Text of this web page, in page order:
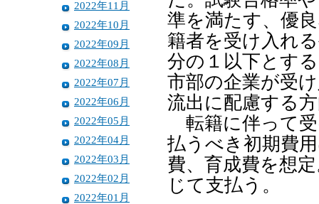
2022年11月
2022年10月
2022年09月
2022年08月
2022年07月
2022年06月
2022年05月
2022年04月
2022年03月
2022年02月
2022年01月
準を満たす、優
籍者を受け入れ
分の１以下とす
市部の企業が受
流出に配慮する
転籍に伴って受
払うべき初期費
費、育成費を想
じて支払う。